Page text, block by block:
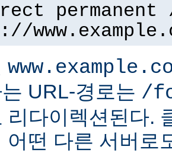
URL-경로는 /
리다이렉션된다.
어떤 다른 서버로